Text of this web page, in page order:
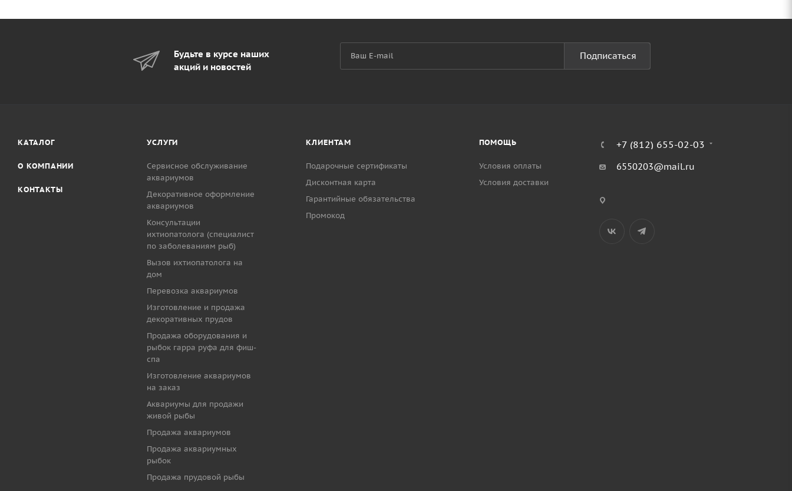
Будьте в курсе наших
акций и новостей
Подписаться
КАТАЛОГ
О КОМПАНИИ
КОНТАКТЫ
УСЛУГИ
Сервисное обслуживание
аквариумов
Декоративное оформление
аквариумов
Консультации
ихтиопатолога (специалист
по заболеваниям рыб)
Вызов ихтиопатолога на
дом
Перевозка аквариумов
Изготовление и продажа
декоративных прудов
Продажа оборудования и
рыбок гарра руфа для фиш-
спа
Изготовление аквариумов
на заказ
Аквариумы для продажи
живой рыбы
Продажа аквариумов
Продажа аквариумных
рыбок
Продажа прудовой рыбы
КЛИЕНТАМ
Подарочные сертификаты
Дисконтная карта
Гарантийные обязательства
Промокод
ПОМОЩЬ
Условия оплаты
Условия доставки
+7 (812) 655-02-03
6550203@mail.ru